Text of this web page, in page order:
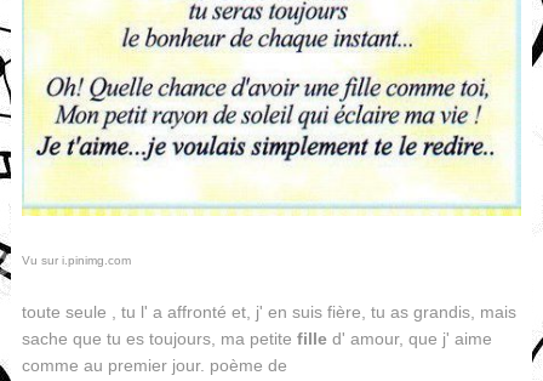
Vu sur i.pinimg.com
toute seule , tu l' a affronté et, j' en suis fière, tu as grandis, mais
sache que tu es toujours, ma petite filled' amour, que j' aime
comme au premier jour. poème de